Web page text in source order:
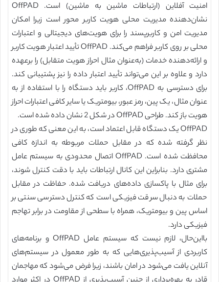
امنیت آفلاین (ارتباطات ماشین به ماشین) است. OffPAD
نشان‌دهنده مدیریت محلی هویت کاربر محور است زیرا امکان
مدیریت امن و کاربرپسند را برای هویت‌های دیجیتالی و اعتبارات
محلی بر روی کاربر فراهم می‌کند. OffPAD تأیید اعتبار هویت کاربر
و ارائه‌دهنده خدمات (به‌عنوان مثال احراز هویت متقابل) را برعهده
دارد و علاوه بر این می‌تواند تأیید اعتبار داده را نیز پشتیبانی کند.
برای دسترسی به OffPAD، کاربر باید دستگاه را با استفاده از به
عنوان مثال، یک پین، رمز عبور، بیومتریک یا سایر کافی اعتبارات احراز
هویت باز کند. طراحی OffPAD در شکل 2 نشان داده شده است.
OffPAD یک دستگاه قابل اعتماد است، به این معنی که طوری در
نظر گرفته شده که در مقابل حملات مربوطه به اندازه کافی
محافظت شده است. OffPAD اتصال محدودی به سیستم عامل
مشتری دارد. بنابراین این کانال ارتباطات باید با دقت کنترل شوند،
برای مثال با پاکسازی داده‌های دریافت شده. حفاظت در مقابل
حملات به دنبال سرقت فیزیکی است که کنترل دسترسی سنتی بر
اساس پین و بیومتریک، همراه با سطحی از مقاومت در برابر تهاجم
فیزیکی دارد.
بااین‌حال، لازم نیست که سیستم عامل OffPAD و برنامه‌های
کاربردی از آسیب‌پذیری‌هایی که به طور معمول در سیستم‌های
آنلاین یافت می‌شود در امان باشند، زیرا فرض می‌شود که مهاجمان